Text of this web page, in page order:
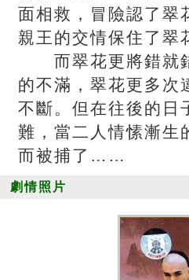
面相救，冒險認了翠
親王的交情保住了翠
而翠花更將錯就錯
的不滿，翠花更多次
不斷。但在往後的日
難，當二人情愫漸生
而被捕了……
劇情照片